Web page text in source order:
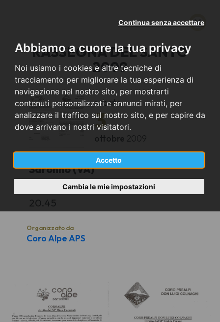
Abbiamo a cuore la tua privacy
Noi usiamo i cookies e altre tecniche di
tracciamento per migliorare la tua esperienza di
navigazione nel nostro sito, per mostrarti
contenuti personalizzati e annunci mirati, per
analizzare il traffico sul nostro sito, e per capire da
dove arrivano i nostri visitatori.
Accetto
Continua senza accettare
Cambia le mie impostazioni
RASSEGNA DEL SANTO
2009
sabato
3
ottobre 2009
Saronno (VA)
CHIESA DI S. FRANCESCO
20.45
Organizzato da
Coro Alpe APS